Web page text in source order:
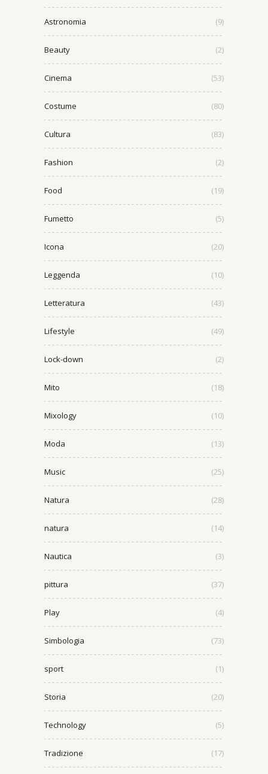
Astronomia (9)
Beauty (2)
Cinema (53)
Costume (80)
Cultura (83)
Fashion (2)
Food (19)
Fumetto (5)
Icona (20)
Leggenda (10)
Letteratura (43)
Lifestyle (49)
Lock-down (2)
Mito (18)
Mixology (10)
Moda (13)
Music (25)
Natura (28)
natura (14)
Nautica (3)
pittura (37)
Play (4)
Simbologia (73)
sport (1)
Storia (20)
Technology (5)
Tradizione (17)